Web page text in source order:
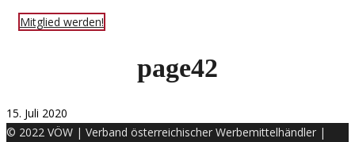
Mitglied werden!
page42
15. Juli 2020
© 2022 VÖW | Verband österreichischer Werbemittelhändler |